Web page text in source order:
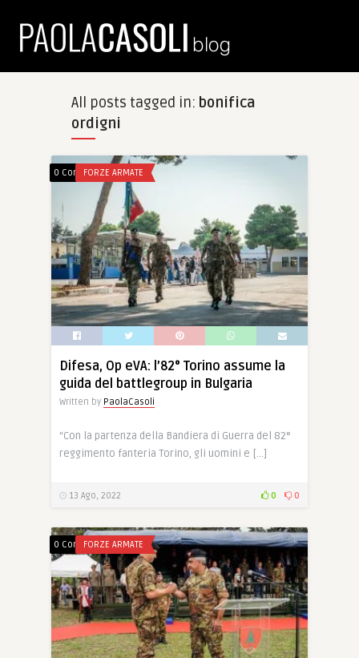
All posts tagged in: bonifica
ordigni
0 CommentsFORZE ARMATE
Difesa, Op eVA: l’82° Torino assume la
guida del battlegroup in Bulgaria
Written by PaolaCasoli
“Con la partenza della Bandiera di Guerra del 82°
reggimento fanteria Torino, gli uomini e […]
13 Ago, 2022 0 0
0 CommentsFORZE ARMATE